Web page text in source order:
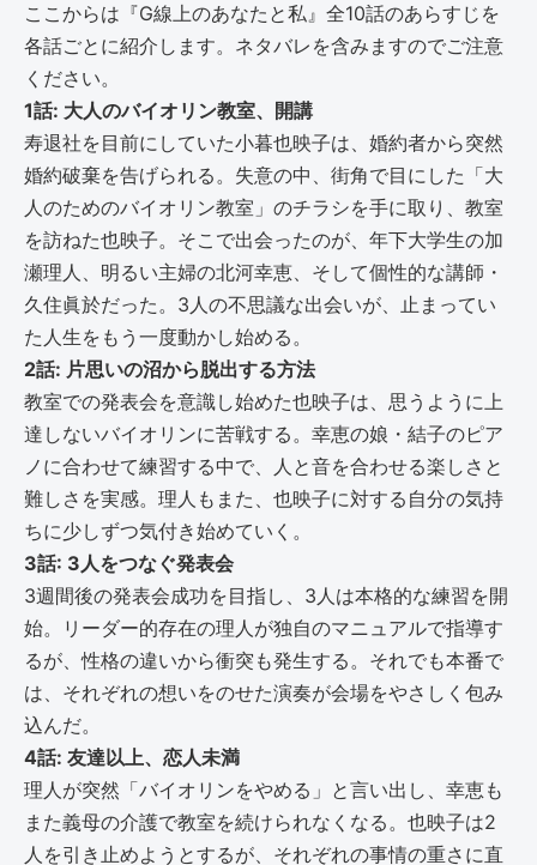
ここからは『G線上のあなたと私』全10話のあらすじを
各話ごとに紹介します。ネタバレを含みますのでご注意
ください。
1話: 大人のバイオリン教室、開講
寿退社を目前にしていた小暮也映子は、婚約者から突然
婚約破棄を告げられる。失意の中、街角で目にした「大
人のためのバイオリン教室」のチラシを手に取り、教室
を訪ねた也映子。そこで出会ったのが、年下大学生の加
瀬理人、明るい主婦の北河幸恵、そして個性的な講師・
久住眞於だった。3人の不思議な出会いが、止まってい
た人生をもう一度動かし始める。
2話: 片思いの沼から脱出する方法
教室での発表会を意識し始めた也映子は、思うように上
達しないバイオリンに苦戦する。幸恵の娘・結子のピア
ノに合わせて練習する中で、人と音を合わせる楽しさと
難しさを実感。理人もまた、也映子に対する自分の気持
ちに少しずつ気付き始めていく。
3話: 3人をつなぐ発表会
3週間後の発表会成功を目指し、3人は本格的な練習を開
始。リーダー的存在の理人が独自のマニュアルで指導す
るが、性格の違いから衝突も発生する。それでも本番で
は、それぞれの想いをのせた演奏が会場をやさしく包み
込んだ。
4話: 友達以上、恋人未満
理人が突然「バイオリンをやめる」と言い出し、幸恵も
また義母の介護で教室を続けられなくなる。也映子は2
人を引き止めようとするが、それぞれの事情の重さに直